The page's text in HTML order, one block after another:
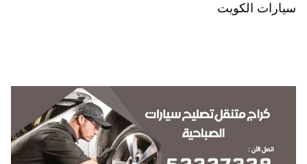
سيارات الكويت